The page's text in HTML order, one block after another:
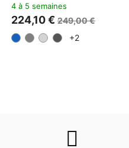
4 à 5 semaines
224,10 € 249,00 €
+2